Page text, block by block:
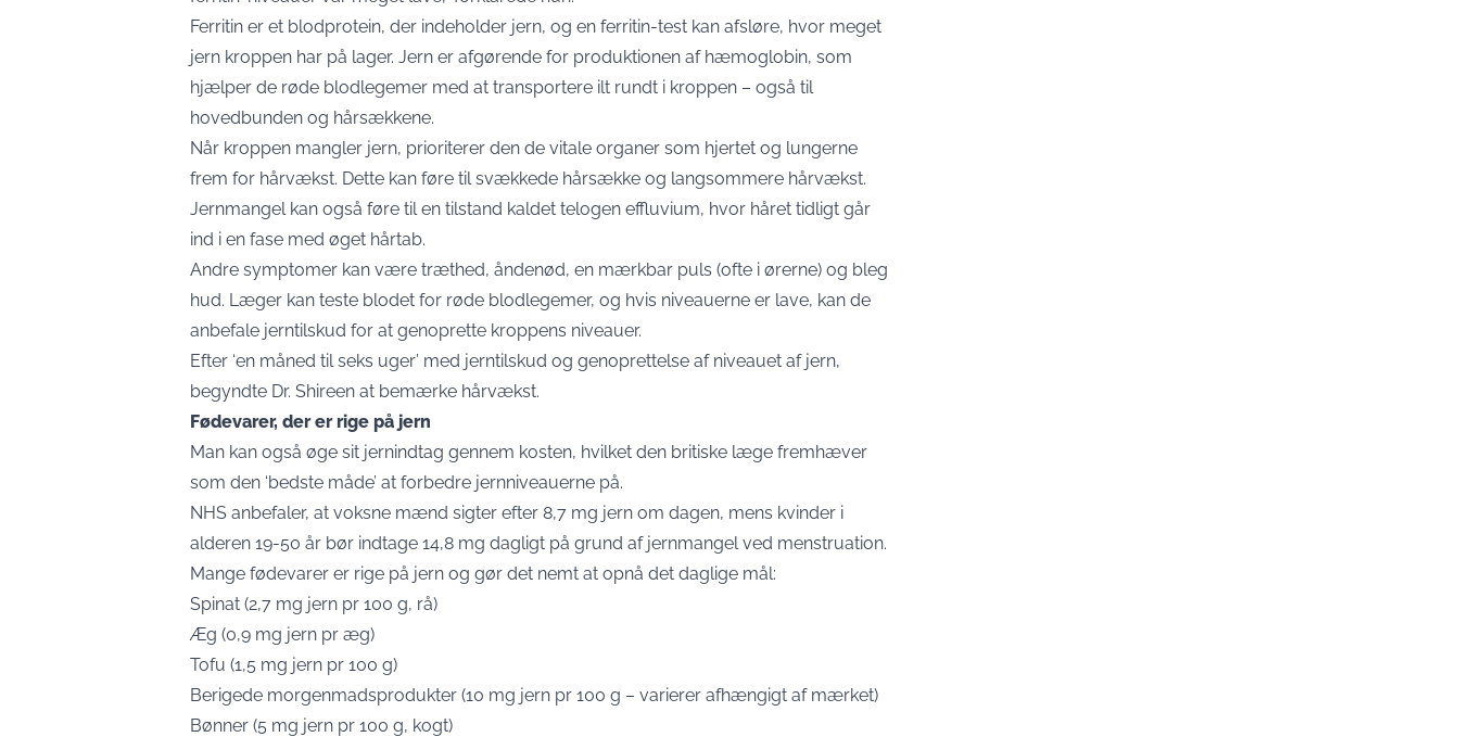
Ferritin er et blodprotein, der indeholder jern, og en ferritin-test kan afsløre, hvor meget
jern kroppen har på lager. Jern er afgørende for produktionen af hæmoglobin, som
hjælper de røde blodlegemer med at transportere ilt rundt i kroppen – også til
hovedbunden og hårsækkene.
Når kroppen mangler jern, prioriterer den de vitale organer som hjertet og lungerne
frem for hårvækst. Dette kan føre til svækkede hårsække og langsommere hårvækst.
Jernmangel kan også føre til en tilstand kaldet telogen effluvium, hvor håret tidligt går
ind i en fase med øget hårtab.
Andre symptomer kan være træthed, åndenød, en mærkbar puls (ofte i ørerne) og bleg
hud. Læger kan teste blodet for røde blodlegemer, og hvis niveauerne er lave, kan de
anbefale jerntilskud for at genoprette kroppens niveauer.
Efter ‘en måned til seks uger’ med jerntilskud og genoprettelse af niveauet af jern,
begyndte Dr. Shireen at bemærke hårvækst.
Fødevarer, der er rige på jern
Man kan også øge sit jernindtag gennem kosten, hvilket den britiske læge fremhæver
som den ‘bedste måde’ at forbedre jernniveauerne på.
NHS anbefaler, at voksne mænd sigter efter 8,7 mg jern om dagen, mens kvinder i
alderen 19-50 år bør indtage 14,8 mg dagligt på grund af jernmangel ved menstruation.
Mange fødevarer er rige på jern og gør det nemt at opnå det daglige mål:
Spinat (2,7 mg jern pr 100 g, rå)
Æg (0,9 mg jern pr æg)
Tofu (1,5 mg jern pr 100 g)
Berigede morgenmadsprodukter (10 mg jern pr 100 g – varierer afhængigt af mærket)
Bønner (5 mg jern pr 100 g, kogt)